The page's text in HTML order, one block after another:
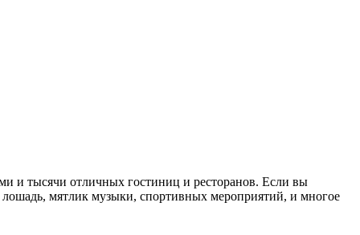
и тысячи отличных гостиниц и ресторанов. Если вы
лошадь, мятлик музыки, спортивных мероприятий, и многое